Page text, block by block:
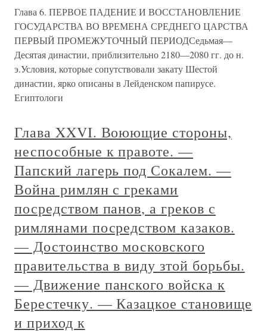
Глава 6. ПЕРВОЕ ПАДЕНИЕ И ВОССТАНОВЛЕНИЕ
ГОСУДАРСТВА ВО ВРЕМЕНА СРЕДНЕГО ЦАРСТВА
ПЕРВЫЙ ПРОМЕЖУТОЧНЫЙ ПЕРИОДСедьмая—
Десятая династии, приблизительно 2180—2080 гг. до н.
э.Условия, которые сопутствовали закату Шестой
династии, ярко описаны в Лейденском папирусе.
Египтологи
Глава XXVI. Воюющие стороны,
неспособные к правоте. —
Папский лагерь под Сокалем. —
Война римлян с греками
посредством панов, а греков с
римлянами посредством казаков.
— Достоинство московского
правительства в виду зтой борьбы.
— Движение панского войска к
Берестечку. — Казацкое становище
и приход к